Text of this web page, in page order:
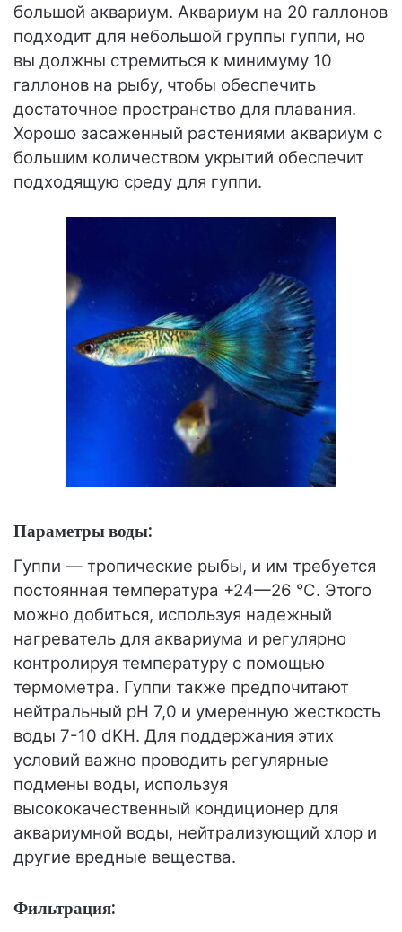
большой аквариум. Аквариум на 20 галлонов
подходит для небольшой группы гуппи, но
вы должны стремиться к минимуму 10
галлонов на рыбу, чтобы обеспечить
достаточное пространство для плавания.
Хорошо засаженный растениями аквариум с
большим количеством укрытий обеспечит
подходящую среду для гуппи.
Параметры воды:
Гуппи — тропические рыбы, и им требуется
постоянная температура +24—26 °C. Этого
можно добиться, используя надежный
нагреватель для аквариума и регулярно
контролируя температуру с помощью
термометра. Гуппи также предпочитают
нейтральный pH 7,0 и умеренную жесткость
воды 7-10 dKH. Для поддержания этих
условий важно проводить регулярные
подмены воды, используя
высококачественный кондиционер для
аквариумной воды, нейтрализующий хлор и
другие вредные вещества.
Фильтрация: